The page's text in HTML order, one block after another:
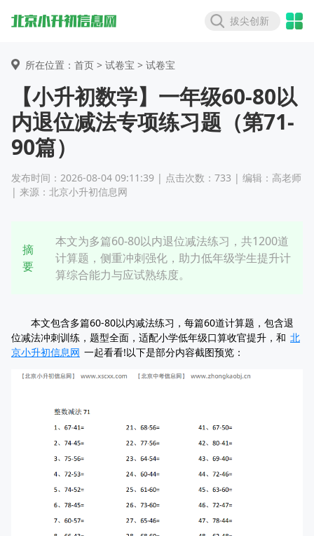
拔尖创新
所在位置：首页 > 试卷宝 > 试卷宝
【小升初数学】一年级60-80以
内退位减法专项练习题（第71-
90篇）
发布时间：2026-08-04 09:11:39 | 点击次数：733 | 编辑：高老师
| 来源：北京小升初信息网
摘
要
本文为多篇60-80以内退位减法练习，共1200道
计算题，侧重冲刺强化，助力低年级学生提升计
算综合能力与应试熟练度。
本文包含多篇60-80以内减法练习，每篇60道计算题，包含退
位减法冲刺训练，题型全面，适配小学低年级口算收官提升，和 北
京小升初信息网 一起看看!以下是部分内容截图预览：